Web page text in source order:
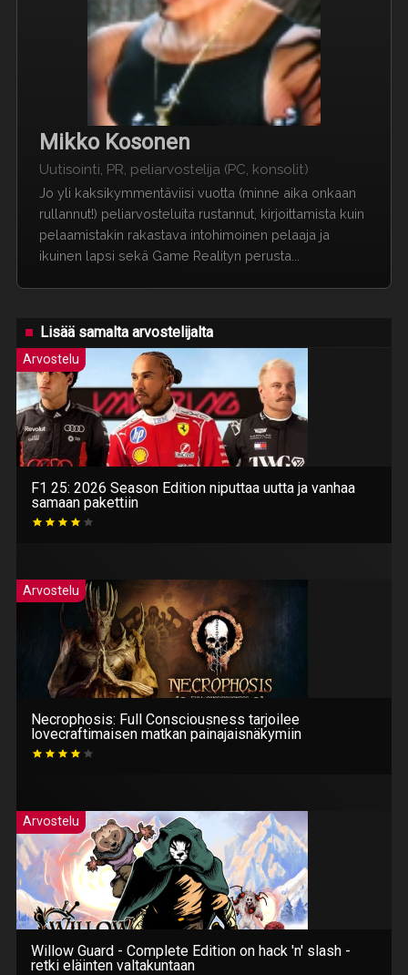
Mikko Kosonen
Uutisointi, PR, peliarvostelija (PC, konsolit)
Jo yli kaksikymmentäviisi vuotta (minne aika onkaan
rullannut!) peliarvosteluita rustannut, kirjoittamista kuin
pelaamistakin rakastava intohimoinen pelaaja ja
ikuinen lapsi sekä Game Realityn perusta...
Lisää samalta arvostelijalta
Arvostelu
F1 25: 2026 Season Edition niputtaa uutta ja vanhaa
samaan pakettiin
Arvostelu
Necrophosis: Full Consciousness tarjoilee
lovecraftimaisen matkan painajaisnäkymiin
Arvostelu
Willow Guard - Complete Edition on hack 'n' slash -
retki eläinten valtakuntaan